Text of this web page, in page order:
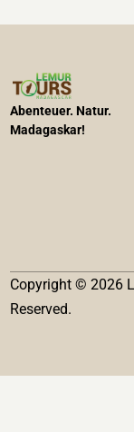
Abenteuer. Natur.
Madagaskar!
Copyright © 2026
Reserved.